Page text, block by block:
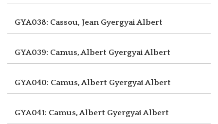
GYA038: Cassou, Jean Gyergyai Albert
GYA039: Camus, Albert Gyergyai Albert
GYA040: Camus, Albert Gyergyai Albert
GYA041: Camus, Albert Gyergyai Albert